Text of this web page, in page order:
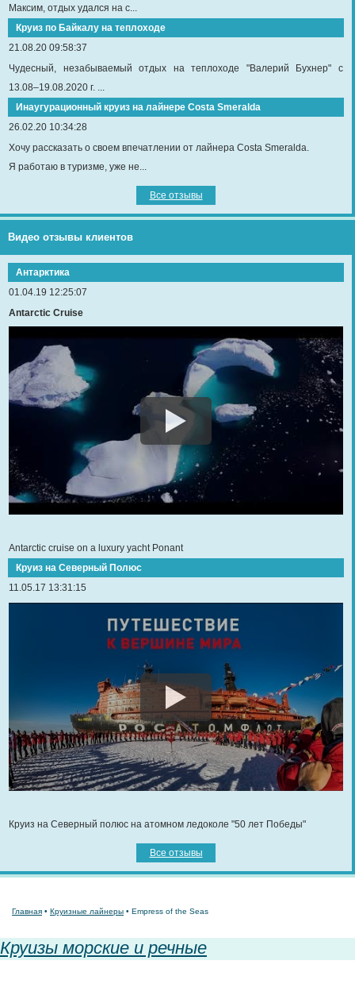
Максим, отдых удался на с...
Круиз по Байкалу на теплоходе
21.08.20 09:58:37
Чудесный, незабываемый отдых на теплоходе "Валерий Бухнер" с
13.08–19.08.2020 г. ...
Инаугурационный круиз на лайнере Сosta Smeralda
26.02.20 10:34:28
Хочу рассказать о своем впечатлении от лайнера Costa Smeralda.
Я работаю в туризме, уже не...
Все отзывы
Видео отзывы клиентов
Антарктика
01.04.19 12:25:07
Antarctic Cruise
Antarctic cruise on a luxury yacht Ponant
Круиз на Северный Полюс
11.05.17 13:31:15
Круиз на Северный полюс на атомном ледоколе "50 лет Победы"
Все отзывы
Главная • Круизные лайнеры • Empress of the Seas
Круизы морские и речные